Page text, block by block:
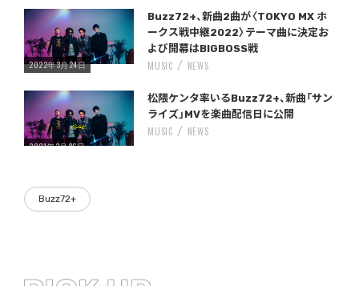
Warning : Undefined variable $post_id in
/home/storywriter/storywriter.tokyo/public_html/wp-content/themes/StoryWriter/single.phpon line242
Buzz72+、新曲2曲が〈TOKYO MX ホ
ークス戦中継2022〉テーマ曲に決定お
よび開幕はBIGBOSS戦
2022年3月24日
MUSIC NEWS
Warning : Undefined variable $post_id in
/home/storywriter/storywriter.tokyo/public_html/wp-content/themes/StoryWriter/single.phpon line242
松隈ケンタ率いるBuzz72+、新曲「サン
ライズ」MVを楽曲配信日に公開
2021年3月26日
MUSIC NEWS
Buzz72+